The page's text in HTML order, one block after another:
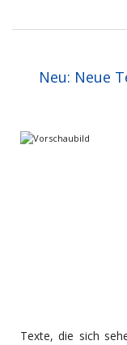
Neu: Neue
Texte, die sich